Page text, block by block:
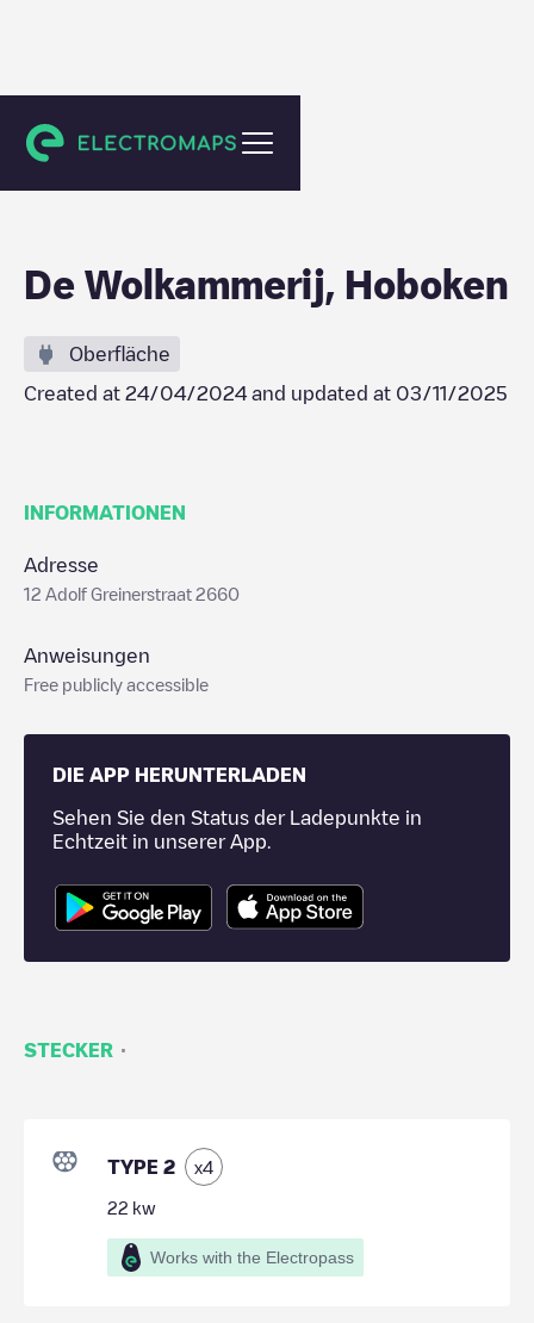
Antwerpen
De Wolkammerij, Hoboken
Oberfläche
Created at 24/04/2024 and updated at 03/11/2025
INFORMATIONEN
Adresse
12 Adolf Greinerstraat 2660
Anweisungen
Free publicly accessible
DIE APP HERUNTERLADEN
Sehen Sie den Status der Ladepunkte in
Echtzeit in unserer App.
STECKER ·
TYPE 2 x4
22 kw
Works with the Electropass